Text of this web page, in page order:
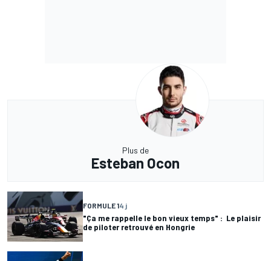
Plus de
Esteban Ocon
FORMULE 14 j
"Ça me rappelle le bon vieux temps" : Le plaisir
de piloter retrouvé en Hongrie